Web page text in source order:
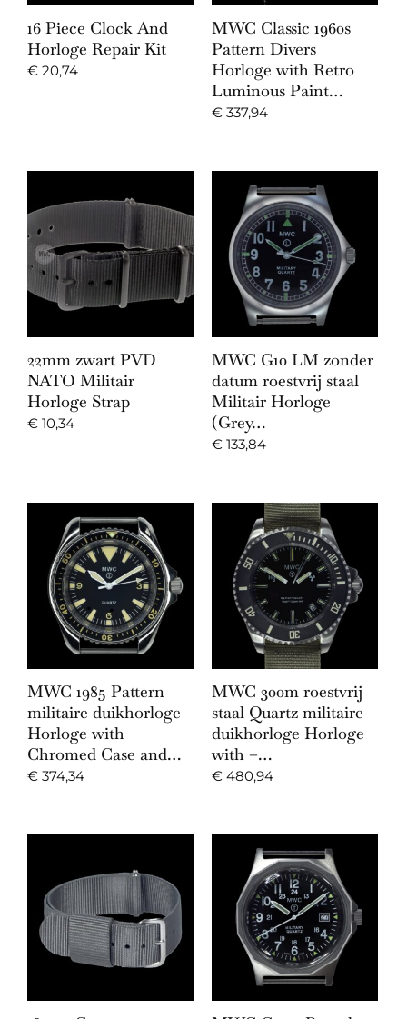
16 Piece Clock And
Horloge Repair Kit
€ 20,74
MWC Classic 1960s
Pattern Divers
Horloge with Retro
Luminous Paint…
€ 337,94
22mm zwart PVD
NATO Militair
Horloge Strap
€ 10,34
MWC G10 LM zonder
datum roestvrij staal
Militair Horloge
(Grey…
€ 133,84
MWC 1985 Pattern
militaire duikhorloge
Horloge with
Chromed Case and…
€ 374,34
MWC 300m roestvrij
staal Quartz militaire
duikhorloge Horloge
with –…
€ 480,94